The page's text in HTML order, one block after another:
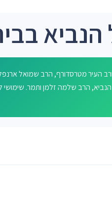
הנביא
העיר מטרסדורף, הרב שמואל
הנביא, הרב שלמה זלמן ותמר.